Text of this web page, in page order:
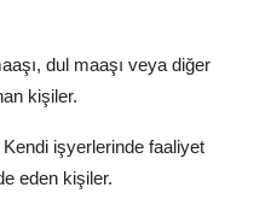
dul maaşı veya diğer
kişiler.
Kendi işyerlerinde faaliyet
eden kişiler.